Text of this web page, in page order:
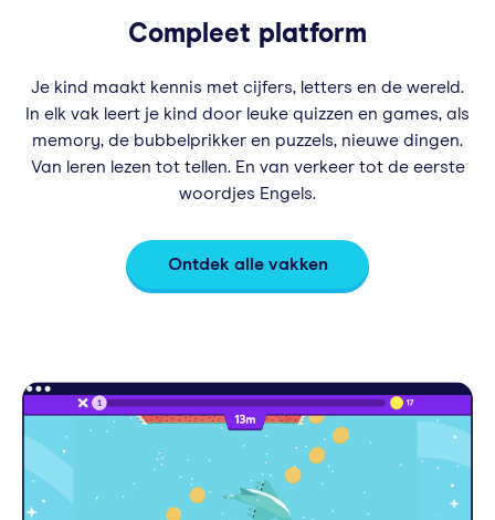
Compleet platform
Je kind maakt kennis met cijfers, letters en de wereld.
In elk vak leert je kind door leuke quizzen en games, als
memory, de bubbelprikker en puzzels, nieuwe dingen.
Van leren lezen tot tellen. En van verkeer tot de eerste
woordjes Engels.
Ontdek alle vakken